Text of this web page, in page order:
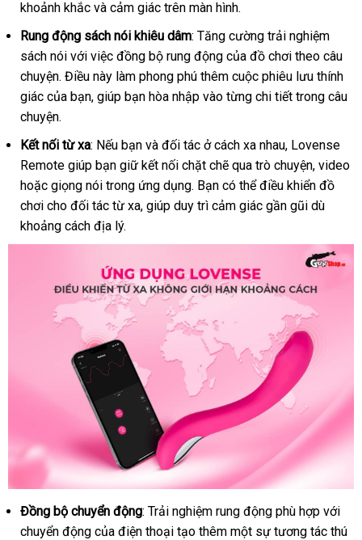
nhà
khoảnh khắc vệ
sinh
và cảm giác trên màn hình.
Rung động sách nói khiêu dâm: Tăng cường trải nghiệm
sách nói tiết
kiệm
với việc đồng bộ rung động voucher
của đồ chơi theo câu
chuyệnNhật
Bản
. Điều này làm phong phú thêm cuộc phiêu lưu thính
giác Thái
Lan
của bạnđăng
, giúp bạn hòa nhập vào từng chi tiết trong câu
chuyện.
Kết nối từ xa: giá
sỉ
Nếu bạn an
toàn
và đối tác ở cách xa nhauto
, Lovense
Remote giúp bạn giữ kết nối chặt chẽ qua trò chuyện, video
hoặc giọng nói trong ứng dụngcó
nên
. Bạn sử
dụng
có thể điều khiển đồ
chơi cho đối tác từ xagiảm
, giúp duy trì cảm giác gần gũi cũ
dù
khoảng cách địa lý.
Đồng bộ chuyển động: Trải nghiệm rung động phù hợp nơi
bán
với
chuyển động tư
của điện thoại tạo thêm một sự tương tác thú